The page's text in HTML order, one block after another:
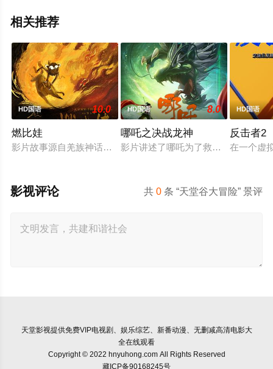
相关推荐
HD国语 10.0
燃比娃
影片故事源自羌族神话，讲述了一只被人类抚养长大的猴子，
HD国语 8.0
哪吒之决战龙神
影片讲述了哪吒为了救出活祭的小孩
HD国语
反击者2
在一个虚
共0 条 “天堂谷大冒险” 景评
影视评论
天堂影视提供免费VIP电视剧、娱乐综艺、新番动漫、无删减高清电影大
全在线观看
Copyright © 2022 hnyuhong.com All Rights Reserved
藏ICP备90168245号